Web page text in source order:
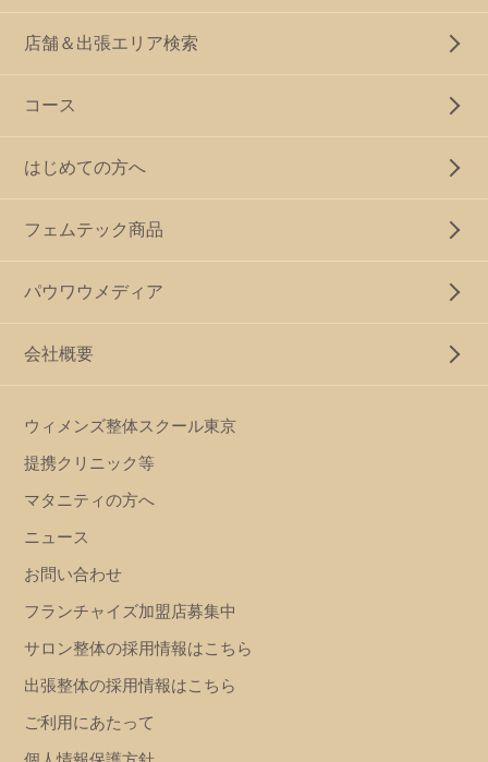
店舗＆出張エリア検索
コース
はじめての方へ
フェムテック商品
パウワウメディア
会社概要
ウィメンズ整体スクール東京
提携クリニック等
マタニティの方へ
ニュース
お問い合わせ
フランチャイズ加盟店募集中
サロン整体の採用情報はこちら
出張整体の採用情報はこちら
ご利用にあたって